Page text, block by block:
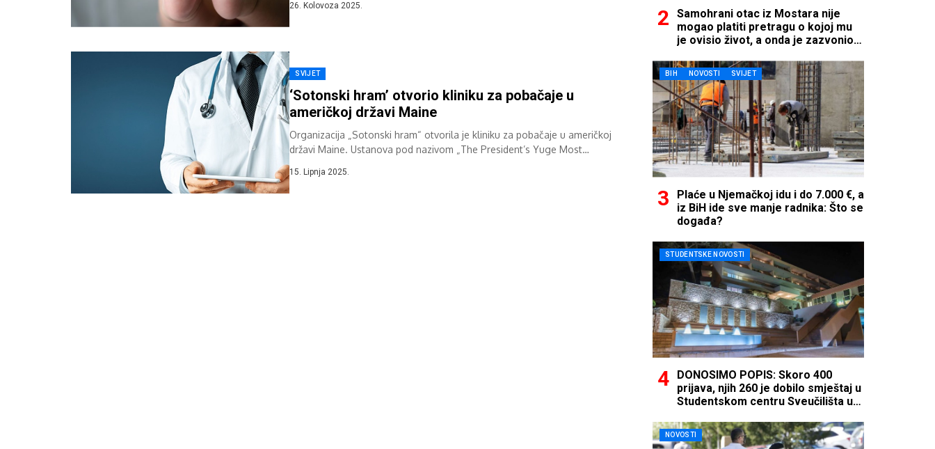
26. Kolovoza 2025.
SVIJET
‘Sotonski hram’ otvorio kliniku za pobačaje u
američkoj državi Maine
Organizacija „Sotonski hram“ otvorila je kliniku za pobačaje u američkoj
državi Maine. Ustanova pod nazivom „The President’s Yuge Most
15. Lipnja 2025.
Samohrani otac iz Mostara nije
mogao platiti pretragu o kojoj mu
je ovisio život, a onda je zazvonio
BIH NOVOSTI SVIJET
Plaće u Njemačkoj idu i do 7.000 €, a
iz BiH ide sve manje radnika: Što se
događa?
STUDENTSKE NOVOSTI
DONOSIMO POPIS: Skoro 400
prijava, njih 260 je dobilo smještaj u
Studentskom centru Sveučilišta u
NOVOSTI